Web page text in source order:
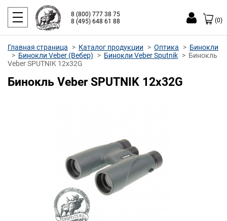
8 (800) 777 38 75
8 (495) 648 61 88
(0)
Главная страница Каталог продукции Оптика
Бинокли
Бинокли Veber (Вебер)
Бинокли Veber Sputnik
Бинокль
Veber SPUTNIK 12x32G
Бинокль Veber SPUTNIK 12x32G